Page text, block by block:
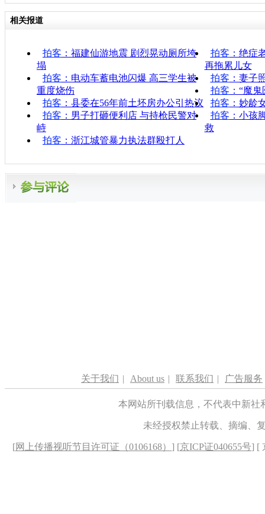
相关报道
拍客 ：福建仙游地震 剧烈晃动厕所垮
塌
拍客 ：绝症
再拖累儿女
拍客 ：电动车蓄电池闪爆 高三学生被
重度烧伤
拍客 ：妻子
拍客 ：“魔
拍客 ：县委在56年前土坯房办公引热议 拍客 ：妙龄
拍客 ：男子打砸便利店 与持枪民警对
峙
拍客 ：小孩
救
拍客 ：浙江城管暴力执法群殴打人
关于我们 | About us | 联系我们 | 广告服务
本网站所刊载信息，不代表中新
未经授权禁止转载、摘编、
[网上传播视听节目许可证（0106168） ] [京ICP证040655号] [